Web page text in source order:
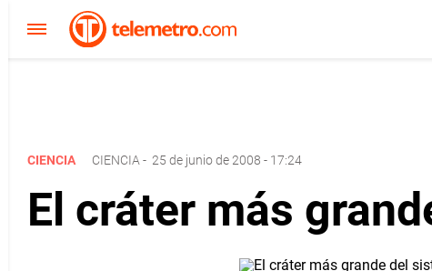
CIENCIA CIENCIA - 25 de junio de 2008 - 17:24
El cráter más